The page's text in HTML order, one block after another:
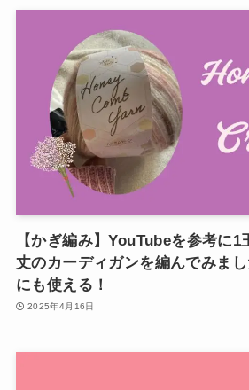
【かぎ編み】YouTubeを参考に1
丈のカーディガンを編んでみま
にも使える！
2025年4月16日